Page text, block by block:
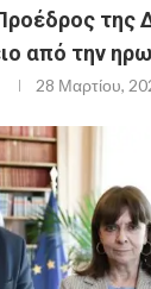
της
από την
28 Μαρτίου,